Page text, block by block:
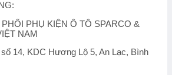
PHỤ KIỆN Ô TÔ SPARCO &
NAM
14, KDC Hương Lộ 5, An Lạc, Bình